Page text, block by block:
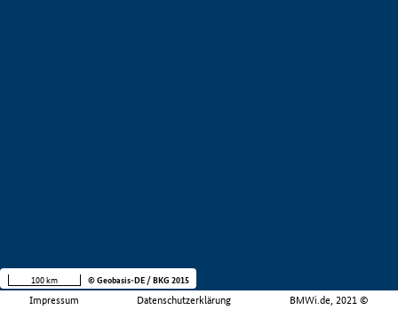
Impressum Datenschutzerklärung BMWi.de, 2021 ©
100 km © Geobasis-DE / BKG 2015